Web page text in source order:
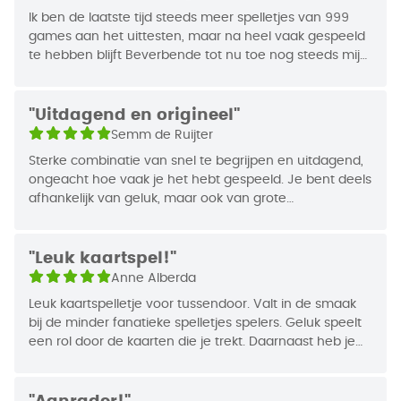
Hoe speel je Beverbende?
Iedere speler krijgt 4 gedekte kaarten voor zich
de bovenste kaart van de aflegstapel en ruilt die
tegen 1 van je gedekte kaarten, of je trekt de
bovenste kaart van de gedekte stapel. Staat daar
een getal op, dan mag je de kaart op de
aflegstapel leggen of met 1 van je 4 gedekte
die uitvoeren. Op die manier krijg je steeds meer
informatie over je eigen kaarten en die van je
Denk je na je beurt dat de waarde van je kaarten
laag genoeg is, dan klop je op tafel en zeg je
Jaar van
Uitgifte
2009
Ik ben de laatste tijd steeds meer spelletjes van 999
games aan het uittesten, maar na heel vaak gespeeld
te hebben blijft Beverbende tot nu toe nog steeds mijn
"Uitdagend en origineel"
Semm de Ruijter
Sterke combinatie van snel te begrijpen en uitdagend,
ongeacht hoe vaak je het hebt gespeeld. Je bent deels
afhankelijk van geluk, maar ook van grote
"Leuk kaartspel!"
Anne Alberda
Leuk kaartspelletje voor tussendoor. Valt in de smaak
bij de minder fanatieke spelletjes spelers. Geluk speelt
een rol door de kaarten die je trekt. Daarnaast heb je